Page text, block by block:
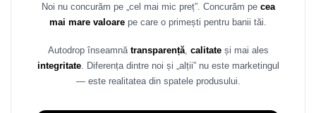
Noi nu concurăm pe „cel mai mic preț”. Concurăm pe cea
mai mare valoare pe care o primești pentru banii tăi.
Autodrop înseamnă transparență, calitateși mai ales
integritate. Diferența dintre noi și „alții” nu este marketingul
— este realitatea din spatele produsului.